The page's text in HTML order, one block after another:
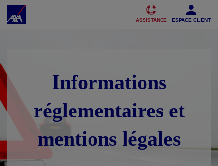
Accéder au Contenu Accéder au Pied de page
ASSISTANCE ESPACE CLIENT
Informations
réglementaires et
mentions légales